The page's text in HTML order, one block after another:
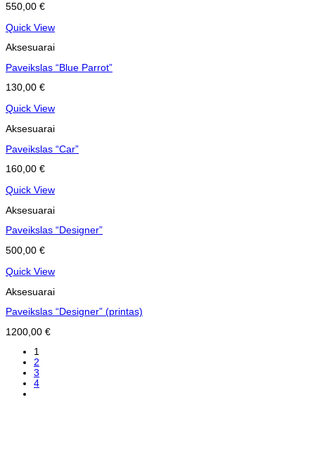
550,00 €
Quick View
Aksesuarai
Paveikslas “Blue Parrot”
130,00 €
Quick View
Aksesuarai
Paveikslas “Car”
160,00 €
Quick View
Aksesuarai
Paveikslas “Designer”
500,00 €
Quick View
Aksesuarai
Paveikslas “Designer” (printas)
1200,00 €
1
2
3
4